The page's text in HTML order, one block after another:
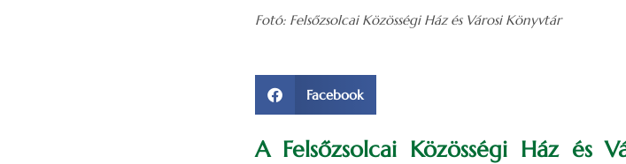
Fotó: Felsőzsolcai Közösségi Ház és Városi Könyvtár
Facebook
A Felsőzsolcai Közösségi Ház és